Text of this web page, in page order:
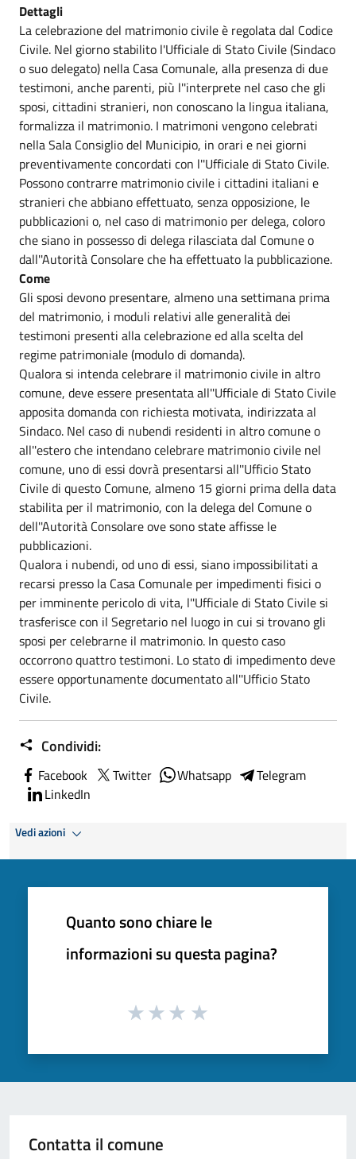
Dettagli
La celebrazione del matrimonio civile è regolata dal Codice
Civile. Nel giorno stabilito l'Ufficiale di Stato Civile (Sindaco
o suo delegato) nella Casa Comunale, alla presenza di due
testimoni, anche parenti, più l''interprete nel caso che gli
sposi, cittadini stranieri, non conoscano la lingua italiana,
formalizza il matrimonio. I matrimoni vengono celebrati
nella Sala Consiglio del Municipio, in orari e nei giorni
preventivamente concordati con l''Ufficiale di Stato Civile.
Possono contrarre matrimonio civile i cittadini italiani e
stranieri che abbiano effettuato, senza opposizione, le
pubblicazioni o, nel caso di matrimonio per delega, coloro
che siano in possesso di delega rilasciata dal Comune o
dall''Autorità Consolare che ha effettuato la pubblicazione.
Come
Gli sposi devono presentare, almeno una settimana prima
del matrimonio, i moduli relativi alle generalità dei
testimoni presenti alla celebrazione ed alla scelta del
regime patrimoniale (modulo di domanda).
Qualora si intenda celebrare il matrimonio civile in altro
comune, deve essere presentata all''Ufficiale di Stato Civile
apposita domanda con richiesta motivata, indirizzata al
Sindaco. Nel caso di nubendi residenti in altro comune o
all''estero che intendano celebrare matrimonio civile nel
comune, uno di essi dovrà presentarsi all''Ufficio Stato
Civile di questo Comune, almeno 15 giorni prima della data
stabilita per il matrimonio, con la delega del Comune o
dell''Autorità Consolare ove sono state affisse le
pubblicazioni.
Qualora i nubendi, od uno di essi, siano impossibilitati a
recarsi presso la Casa Comunale per impedimenti fisici o
per imminente pericolo di vita, l''Ufficiale di Stato Civile si
trasferisce con il Segretario nel luogo in cui si trovano gli
sposi per celebrarne il matrimonio. In questo caso
occorrono quattro testimoni. Lo stato di impedimento deve
essere opportunamente documentato all''Ufficio Stato
Civile.
Condividi:
Facebook Twitter Whatsapp
Telegram
LinkedIn
Vedi azioni
Quanto sono chiare le
informazioni su questa pagina?
Contatta il comune